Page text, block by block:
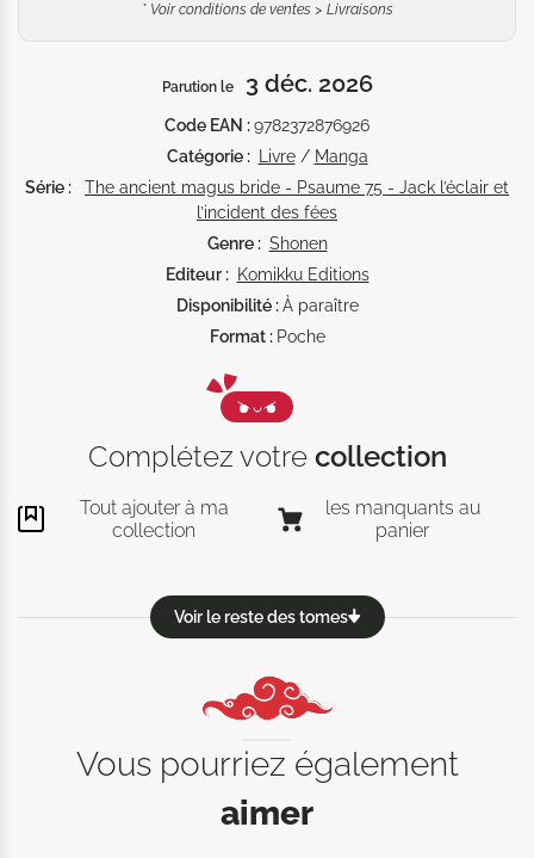
* Voir conditions de ventes > Livraisons
Parution le 3 déc. 2026
Code EAN :9782372876926
Catégorie :
Livre/ Manga
Série :
The ancient magus bride - Psaume 75 - Jack l’éclair et
l’incident des fées
Genre : Shonen
Editeur : Komikku Editions
Disponibilité :À paraître
Format : Poche
Complétez votre collection
Tout ajouter à ma
collection
les manquants au
panier
Voir le reste des tomes
Vous pourriez également
aimer